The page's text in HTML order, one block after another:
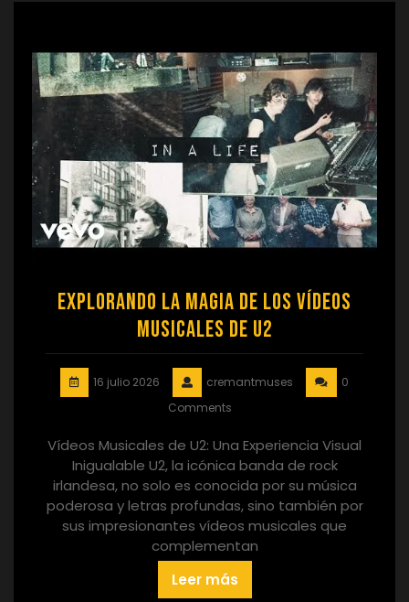
Explorando la Magia de los Vídeos
Musicales de U2
16 julio 2026 cremantmuses
0
Comments
Vídeos Musicales de U2: Una Experiencia Visual
Inigualable U2, la icónica banda de rock
irlandesa, no solo es conocida por su música
poderosa y letras profundas, sino también por
sus impresionantes vídeos musicales que
complementan
Leer más